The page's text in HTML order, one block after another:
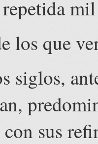
los que
siglos,
sus